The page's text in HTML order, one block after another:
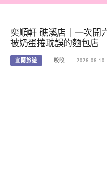
奕順軒 礁溪店｜一次開
被奶蛋捲耽誤的麵包店
宜蘭旅遊 咬咬 2026-06-10